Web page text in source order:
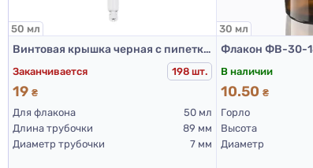
50 мл
Винтовая крышка черная с пипеткой PCD002B-50 мл
Заканчивается 198 шт.
19 ₴
Для флакона
50 мл
Длина трубочки
89 мм
Диаметр трубочки
7 мм
30 мл
В наличии
10.50₴
Горло
Высота
Диаметр